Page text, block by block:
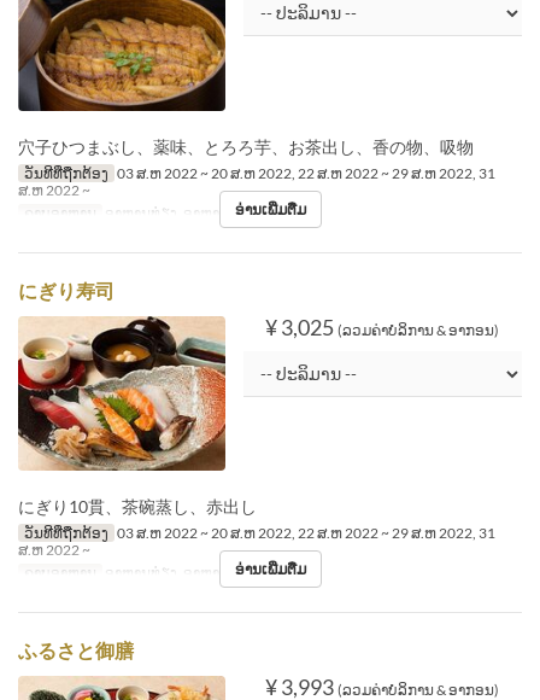
穴子ひつまぶし、薬味、とろろ芋、お茶出し、香の物、吸物
ວັນທີທີ່ຖືກຕ້ອງ 03 ສ.ຫ 2022 ~ 20 ສ.ຫ 2022, 22 ສ.ຫ 2022 ~ 29 ສ.ຫ 2022, 31
ສ.ຫ 2022 ~
ຄາບອາຫານ
ອາຫານທ່ຽງ, ອາຫານຄ່ຳອ່ານເພີ່ມຕື່ມ
にぎり寿司
¥ 3,025 (ລວມຄ່າບໍລິການ & ອາກອນ)
にぎり10貫、茶碗蒸し、赤出し
ວັນທີທີ່ຖືກຕ້ອງ 03 ສ.ຫ 2022 ~ 20 ສ.ຫ 2022, 22 ສ.ຫ 2022 ~ 29 ສ.ຫ 2022, 31
ສ.ຫ 2022 ~
ຄາບອາຫານ
ອາຫານທ່ຽງ, ອາຫານຄ່ຳອ່ານເພີ່ມຕື່ມ
ふるさと御膳
¥ 3,993 (ລວມຄ່າບໍລິການ & ອາກອນ)